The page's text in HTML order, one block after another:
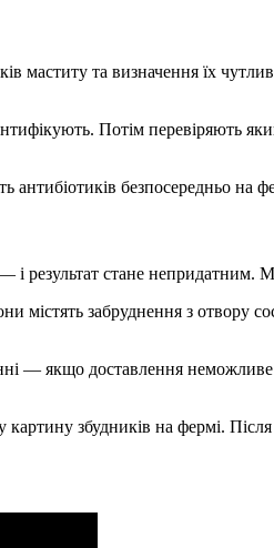
маститу та визначення їх
Потім перевіряють
антибіотиків безпосередньо на
— і результат стане
забруднення з отвору
— якщо доставлення
збудників на фермі.